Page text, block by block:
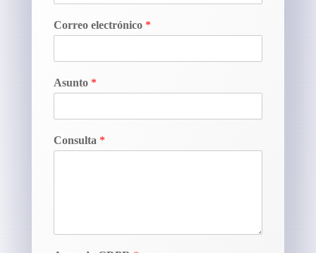
Correo electrónico *
Asunto *
Consulta *